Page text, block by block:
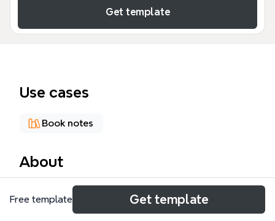
Get template
Use cases
Book notes
About
這份《第八個習慣》心智圖模板深入解析了史蒂芬·柯
維（Stephen Covey）的經典著作，涵蓋了從個人卓越
Free template Get template